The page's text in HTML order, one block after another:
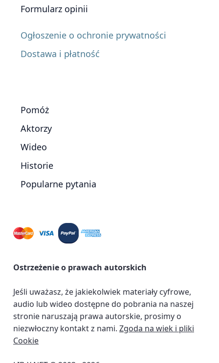
Formularz opinii
Ogłoszenie o ochronie prywatności
Dostawa i płatność
Pomóż
Aktorzy
Wideo
Historie
Popularne pytania
Ostrzeżenie o prawach autorskich
Jeśli uważasz, że jakiekolwiek materiały cyfrowe,
audio lub wideo dostępne do pobrania na naszej
stronie naruszają prawa autorskie, prosimy o
niezwłoczny kontakt z nami. Zgoda na wiek i pliki
Cookie